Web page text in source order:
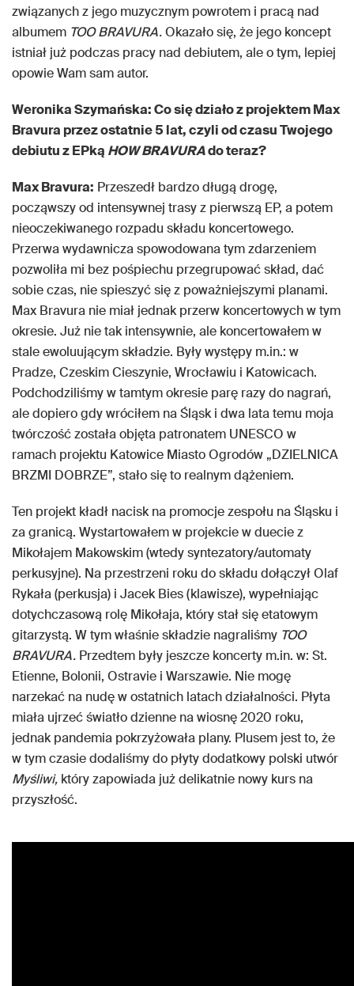
związanych z jego muzycznym powrotem i pracą nad
albumem TOO BRAVURA.Okazało się, że jego koncept
istniał już podczas pracy nad debiutem, ale o tym, lepiej
opowie Wam sam autor.
Weronika Szymańska: Co się działo z projektem Max
Bravura przez ostatnie 5 lat, czyli od czasu Twojego
debiutu z EPką HOW BRAVURAdo teraz?
Max Bravura: Przeszedł bardzo długą drogę,
począwszy od intensywnej trasy z pierwszą EP, a potem
nieoczekiwanego rozpadu składu koncertowego.
Przerwa wydawnicza spowodowana tym zdarzeniem
pozwoliła mi bez pośpiechu przegrupować skład, dać
sobie czas, nie spieszyć się z poważniejszymi planami.
Max Bravura nie miał jednak przerw koncertowych w tym
okresie. Już nie tak intensywnie, ale koncertowałem w
stale ewoluującym składzie. Były występy m.in.: w
Pradze, Czeskim Cieszynie, Wrocławiu i Katowicach.
Podchodziliśmy w tamtym okresie parę razy do nagrań,
ale dopiero gdy wróciłem na Śląsk i dwa lata temu moja
twórczość została objęta patronatem UNESCO w
ramach projektu Katowice Miasto Ogrodów „DZIELNICA
BRZMI DOBRZE”, stało się to realnym dążeniem.
Ten projekt kładł nacisk na promocje zespołu na Śląsku i
za granicą. Wystartowałem w projekcie w duecie z
Mikołajem Makowskim (wtedy syntezatory/automaty
perkusyjne). Na przestrzeni roku do składu dołączył Olaf
Rykała (perkusja) i Jacek Bies (klawisze), wypełniając
dotychczasową rolę Mikołaja, który stał się etatowym
gitarzystą. W tym właśnie składzie nagraliśmy TOO
BRAVURA. Przedtem były jeszcze koncerty m.in. w: St.
Etienne, Bolonii, Ostravie i Warszawie. Nie mogę
narzekać na nudę w ostatnich latach działalności. Płyta
miała ujrzeć światło dzienne na wiosnę 2020 roku,
jednak pandemia pokrzyżowała plany. Plusem jest to, że
w tym czasie dodaliśmy do płyty dodatkowy polski utwór
Myśliwi, który zapowiada już delikatnie nowy kurs na
przyszłość.